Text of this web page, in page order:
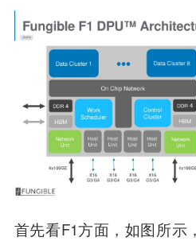
首先看F1方面，如图所示